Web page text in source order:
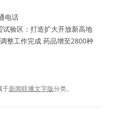
电话
试验区：打造扩大开放新高地
整工作完成 药品增至2800种
于新闻联播文字版分类。